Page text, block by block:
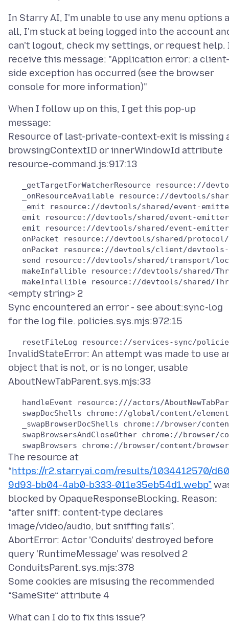
In Starry AI, I'm unable to use any menu options
all, I'm stuck at being logged into the account
can't logout, check my settings, or request help.
receive this message: "Application error: a client-
side exception has occurred (see the browser
When I follow up on this, I get this pop-up
message:
Resource of last-private-context-exit is missing
browsingContextID or innerWindowId attribute
_getTargetForWatcherResource resource://
_onResourceAvailable resource://devtools/
_emit resource://devtools/shared/event-
emit resource://devtools/shared/event-
emit resource://devtools/shared/event-
onPacket resource://devtools/shared/
onPacket resource://devtools/client/
send resource://devtools/shared/transport/
makeInfallible resource://devtools/shared/
<empty string> 2
Sync encountered an error - see about:sync-log
InvalidStateError: An attempt was made to use
object that is not, or is no longer, usable
handleEvent resource:///actors/
swapDocShells chrome://global/content/
_swapBrowserDocShells chrome://browser/
swapBrowsersAndCloseOther chrome://browser/
The resource at
“https://r2.starryai.com/results/1034412570/
9d93-bb04-4ab0-b333-011e35eb54d1.webp”
blocked by OpaqueResponseBlocking. Reason:
“after sniff: content-type declares
image/video/audio, but sniffing fails”.
AbortError: Actor 'Conduits' destroyed before
query 'RuntimeMessage' was resolved 2
ConduitsParent.sys.mjs:378
Some cookies are misusing the recommended